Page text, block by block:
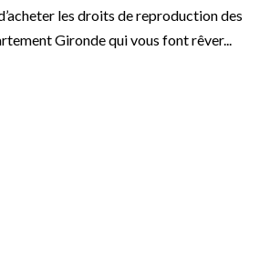
les droits de reproduction des
Gironde qui vous font rêver...